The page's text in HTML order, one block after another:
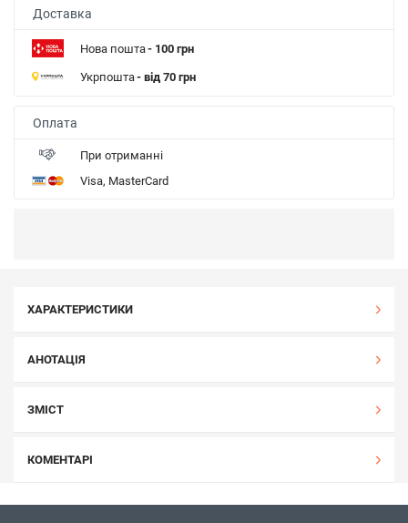
Доставка
Нова пошта- 100 грн
Укрпошта- від 70 грн
Оплата
При отриманні
Visa, MasterCard
ХАРАКТЕРИСТИКИ
АНОТАЦІЯ
ЗМІСТ
КОМЕНТАРІ